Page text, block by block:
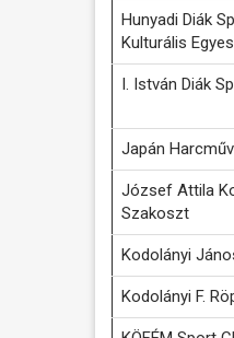
Hunyadi Diák
Kulturális Egyes.
I. István Diák
Japán
József Attila
Szakoszt
Kodolányi
Kodolányi F.